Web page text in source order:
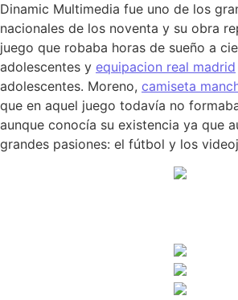
Dinamic Multimedia fue uno de los
nacionales de los noventa y su obra
juego que robaba horas de sueño a
adolescentes y equipacion real madrid
adolescentes. Moreno, camiseta
que en aquel juego todavía no
aunque conocía su existencia ya que
grandes pasiones: el fútbol y los